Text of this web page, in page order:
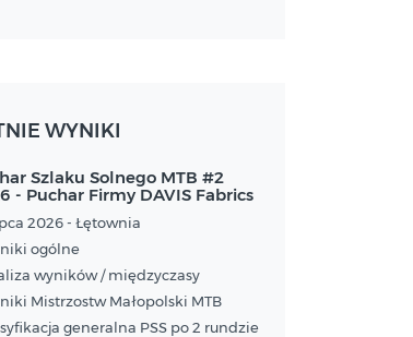
WYNIKI
Szlaku Solnego MTB #2
- Puchar Firmy DAVIS Fabrics
2026 - Łętownia
ogólne
wyników / międzyczasy
Mistrzostw Małopolski MTB
generalna PSS po 2 rundzie